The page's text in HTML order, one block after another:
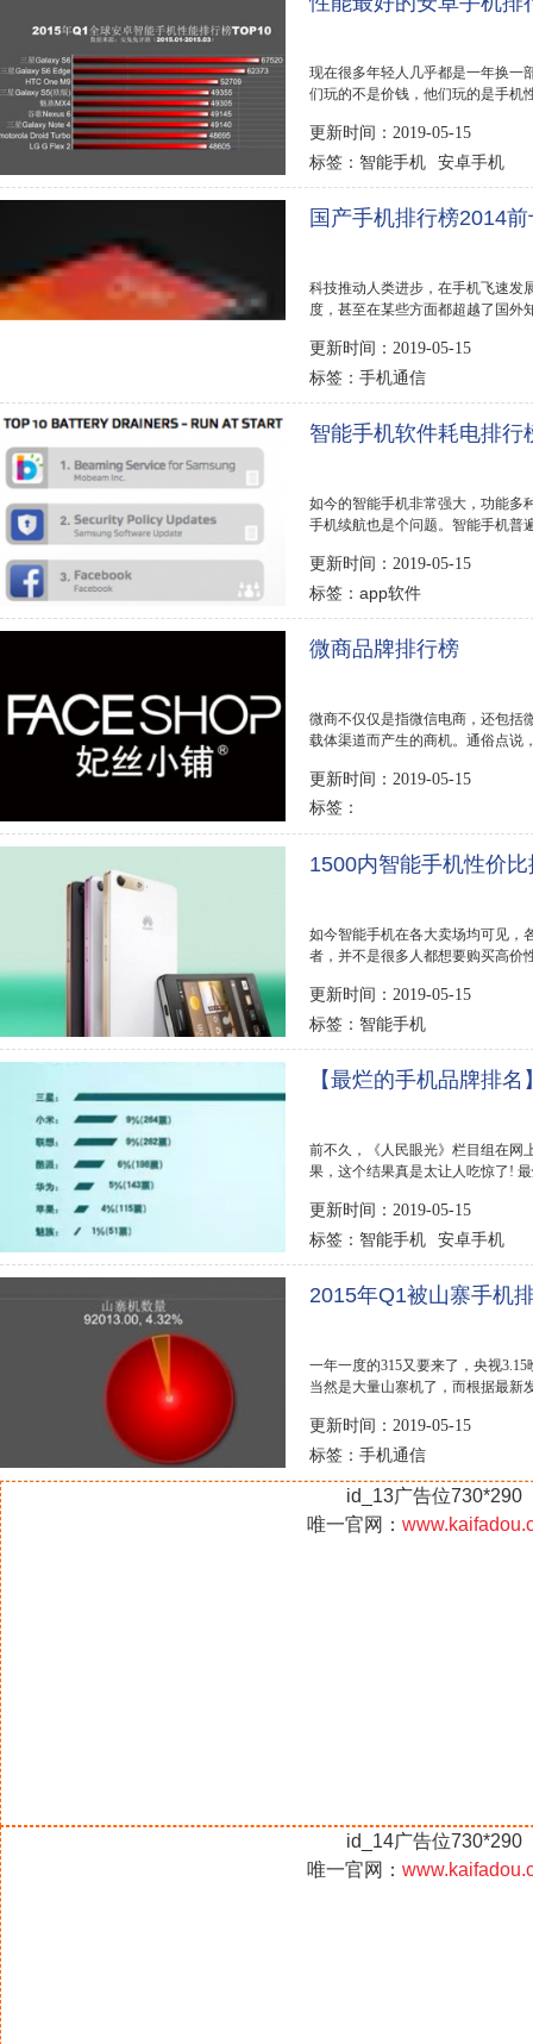
现在很多年轻人几乎都是一年换一
们玩的不是价钱，他们玩的是手机
更新时间：2019-05-15
标签： 智能手机 安卓手机
国产手机排行榜2014
科技推动人类进步，在手机飞速发
度，甚至在某些方面都超越了国外
更新时间：2019-05-15
标签： 手机通信
智能手机软件耗电排行
如今的智能手机非常强大，功能多
手机续航也是个问题。智能手机普
更新时间：2019-05-15
标签： app软件
微商品牌排行榜
微商不仅仅是指微信电商，还包括
载体渠道而产生的商机。通俗点说
更新时间：2019-05-15
标签：
1500内智能手机性价
如今智能手机在各大卖场均可见，
者，并不是很多人都想要购买高价
更新时间：2019-05-15
标签： 智能手机
【最烂的手机品牌排
前不久，《人民眼光》栏目组在网
果，这个结果真是太让人吃惊了!
更新时间：2019-05-15
标签： 智能手机 安卓手机
2015年Q1被山寨手机
一年一度的315又要来了，央视
当然是大量山寨机了，而根据最新
更新时间：2019-05-15
标签： 手机通信
id_13广告位730*290
唯一官网：
id_14广告位730*290
唯一官网：